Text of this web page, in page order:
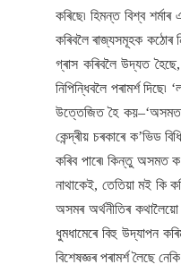
কৰিছে৷ হিমন্ত বিশ্ব
কৰিবলৈ ৰাজ্যসমূহক কঠোৰ
গ্ৰাস কৰিবলৈ উদ্যত
নিপিন্ধিবলৈ পৰামৰ্শ
উত্তেজিত হৈ কয়–‘অসমত
কেন্দ্ৰীয় চৰকাৰে ক’ভিড
কৰিব পাৰে৷ কিন্তু অসমত
নাথাকেই, তেতিয়া মই কি
অসমৰ অৰ্থনীতিৰ কথালৈয়ো
ধুমধামেৰে বিহু উদ্‌যাপন
বিশেষজ্ঞৰ পৰামৰ্শ লৈছে